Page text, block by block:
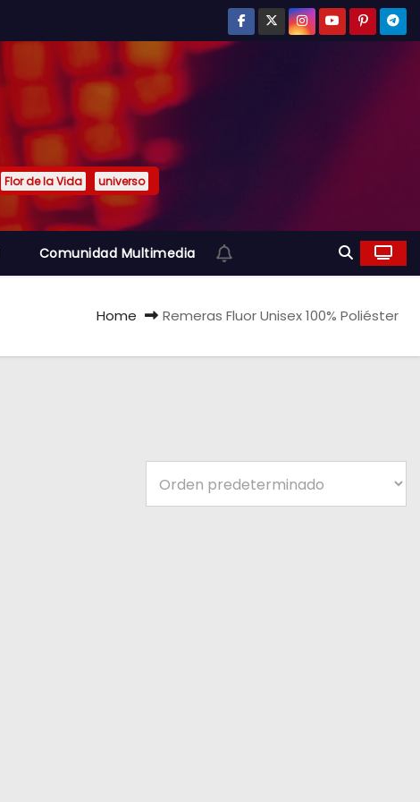
Flor de la Vida universo
Comunidad Multimedia
Home Remeras Fluor Unisex 100% Poliéster